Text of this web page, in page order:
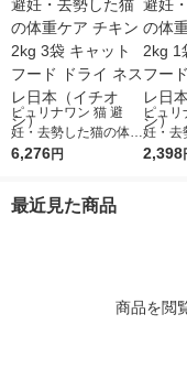
ピュリナワン 猫 避
妊・去勢した猫の体重
ケア チキン 2kg 3袋
オシ）
6,276円
ピュリ
妊・去
ケア チ
2,398
最近見た商品
商品を閲